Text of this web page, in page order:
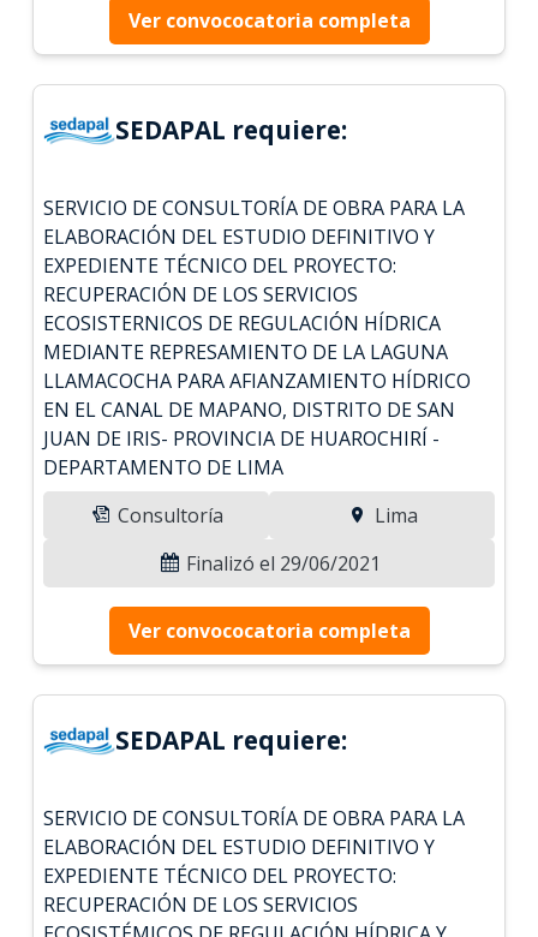
Ver convococatoria completa
SEDAPAL requiere:
SERVICIO DE CONSULTORÍA DE OBRA PARA LA
ELABORACIÓN DEL ESTUDIO DEFINITIVO Y
EXPEDIENTE TÉCNICO DEL PROYECTO:
RECUPERACIÓN DE LOS SERVICIOS
ECOSISTERNICOS DE REGULACIÓN HÍDRICA
MEDIANTE REPRESAMIENTO DE LA LAGUNA
LLAMACOCHA PARA AFIANZAMIENTO HÍDRICO
EN EL CANAL DE MAPANO, DISTRITO DE SAN
JUAN DE IRIS- PROVINCIA DE HUAROCHIRÍ -
DEPARTAMENTO DE LIMA
Consultoría
Lima
Finalizó el 29/06/2021
Ver convococatoria completa
SEDAPAL requiere:
SERVICIO DE CONSULTORÍA DE OBRA PARA LA
ELABORACIÓN DEL ESTUDIO DEFINITIVO Y
EXPEDIENTE TÉCNICO DEL PROYECTO:
RECUPERACIÓN DE LOS SERVICIOS